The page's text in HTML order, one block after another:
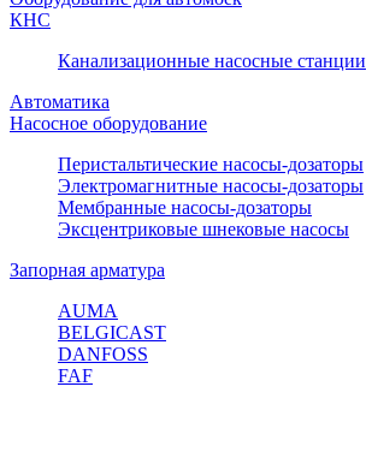
КНС
Канализационные насосные станции
Автоматика
Насосное оборудование
Перистальтические насосы-дозаторы
Электромагнитные насосы-дозаторы
Мембранные насосы-дозаторы
Эксцентриковые шнековые насосы
Запорная арматура
AUMA
BELGICAST
DANFOSS
FAF